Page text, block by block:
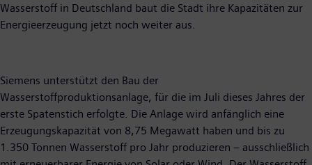
Wasserstoff in Deutschland baut die Stadt ihre Kapazitäten zur
Energieerzeugung jetzt noch weiter aus.
Siemens unterstützt den Bau der
Wasserstoffproduktionsanlage, für die im Juli dieses Jahres der
erste Spatenstich erfolgte. Die Anlage wird anfänglich eine
Erzeugungskapazität von 8,75 Megawatt haben und bis zu
1.350 Tonnen Wasserstoff pro Jahr produzieren – ausschließlich